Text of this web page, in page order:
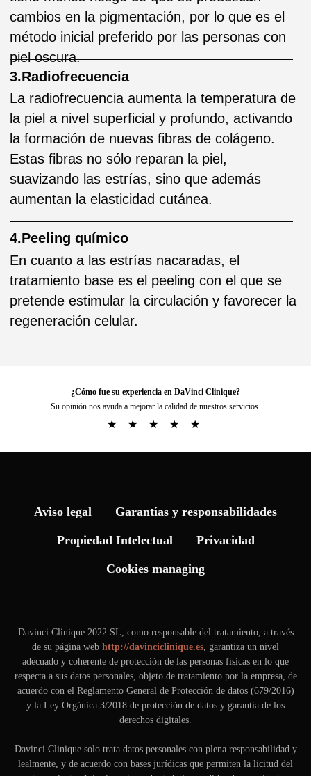
¿Cómo fue su experiencia en DaVinci Clinique?
Su opinión nos ayuda a mejorar la calidad de nuestros servicios.
★ ★ ★ ★ ★
Aviso legal Garantías y responsabilidades
Propiedad Intelectual Privacidad
Cookies managing
Davinci Clinique 2022 SL, como responsable del tratamiento, a través
de su página web http://davinciclinique.es, garantiza un nivel
adecuado y coherente de protección de las personas físicas en lo que
respecta a sus datos personales, objeto de tratamiento por la empresa, de
acuerdo con el Reglamento General de Protección de datos (679/2016)
y la Ley Orgánica 3/2018 de protección de datos y garantía de los
derechos digitales.
Davinci Clinique solo trata datos personales con plena responsabilidad y
lealmente, y de acuerdo con bases jurídicas que permiten la licitud del